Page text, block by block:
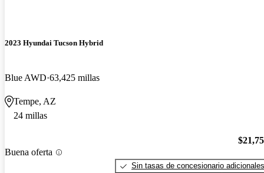
2023 Hyundai Tucson Hybrid
Blue AWD 63,425 millas
Tempe, AZ
24 millas
Buena oferta
Sin tasas de concesionario adicionales